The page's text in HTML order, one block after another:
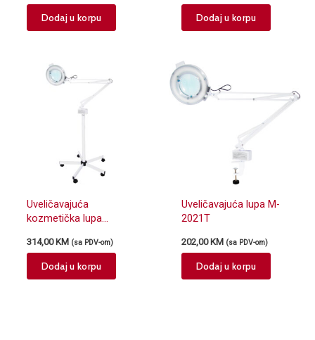
Dodaj u korpu Dodaj u korpu
Uveličavajuća
kozmetička lupa
neonskim osvetljenjem
314,00 KM (sa PDV-om)
Dodaj u korpu
Uveličavajuća lupa M-
2021T
202,00 KM (sa PDV-om)
Dodaj u korpu